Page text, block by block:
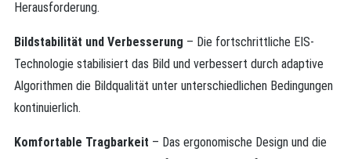
Herausforderung.
Bildstabilität und Verbesserung – Die fortschrittliche EIS-
Technologie stabilisiert das Bild und verbessert durch adaptive
Algorithmen die Bildqualität unter unterschiedlichen Bedingungen
kontinuierlich.
Komfortable Tragbarkeit – Das ergonomische Design und die